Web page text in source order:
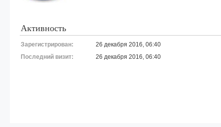
Активность
Зарегистрирован:
26 декабря 2016, 06:40
Последний визит:
26 декабря 2016, 06:40